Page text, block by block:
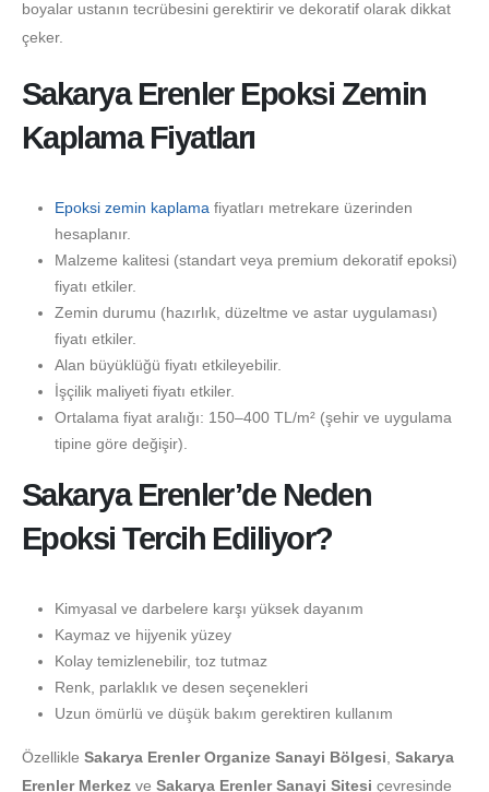
boyalar ustanın tecrübesini gerektirir ve dekoratif olarak dikkat
çeker.
Sakarya Erenler Epoksi Zemin
Kaplama Fiyatları
Epoksi zemin kaplama fiyatları metrekare üzerinden
hesaplanır.
Malzeme kalitesi (standart veya premium dekoratif epoksi)
fiyatı etkiler.
Zemin durumu (hazırlık, düzeltme ve astar uygulaması)
fiyatı etkiler.
Alan büyüklüğü fiyatı etkileyebilir.
İşçilik maliyeti fiyatı etkiler.
Ortalama fiyat aralığı: 150–400 TL/m² (şehir ve uygulama
tipine göre değişir).
Sakarya Erenler’de Neden
Epoksi Tercih Ediliyor?
Kimyasal ve darbelere karşı yüksek dayanım
Kaymaz ve hijyenik yüzey
Kolay temizlenebilir, toz tutmaz
Renk, parlaklık ve desen seçenekleri
Uzun ömürlü ve düşük bakım gerektiren kullanım
Özellikle Sakarya Erenler Organize Sanayi Bölgesi Sakarya
Erenler Merkez ve Sakarya Erenler Sanayi Sitesi çevresinde